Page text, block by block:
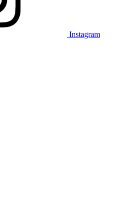
Instagram